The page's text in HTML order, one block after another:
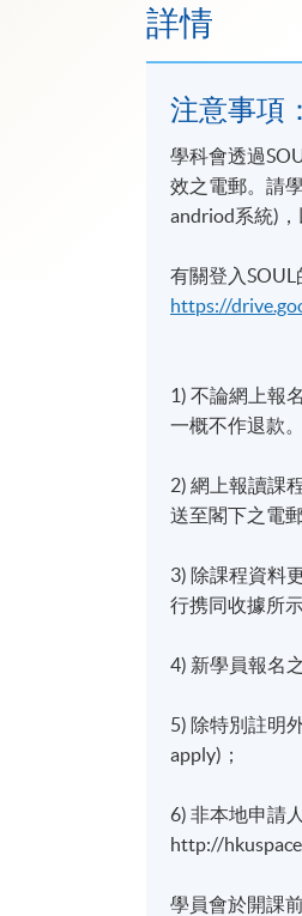
詳情
注意事項：
學科會透過
效之電郵。請
andriod系統)，
有關登入
https://
1) 不論網上報
一概不作退款
2) 網上報讀課
送至閣下之電
3) 除課程資料
行携同收據所
4) 新學員報名
5) 除特別註明
apply)；
6) 非本地申請
http://
學員會於開課